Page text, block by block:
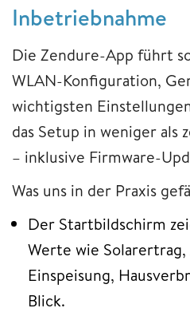
Inbetriebnahme
Die Zendure-App führt
WLAN-Konfiguration,
wichtigsten
das Setup in weniger
– inklusive Firmware-
Was uns in der Praxis
Der Startbildschirm
Werte wie Solarertrag,
Einspeisung,
Blick.